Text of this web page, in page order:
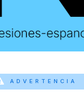
ADVERTENCIA